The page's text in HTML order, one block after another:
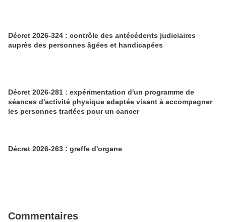
Décret 2026-324 : contrôle des antécédents judiciaires
auprès des personnes âgées et handicapées
Décret 2026-281 : expérimentation d'un programme de
séances d'activité physique adaptée visant à accompagner
les personnes traitées pour un cancer
Décret 2026-263 : greffe d'organe
Commentaires